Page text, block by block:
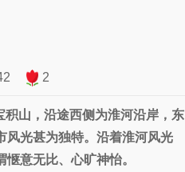
2
山，沿途西侧为淮河沿岸，东
风光甚为独特。沿着淮河风光
意无比、心旷神怡。